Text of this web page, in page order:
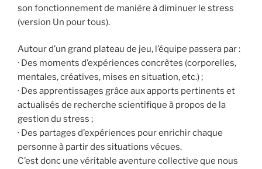
son fonctionnement de manière à diminuer le stress
(version Un pour tous).
Autour d’un grand plateau de jeu, l’équipe passera par :
· Des moments d’expériences concrètes (corporelles,
mentales, créatives, mises en situation, etc.) ;
· Des apprentissages grâce aux apports pertinents et
actualisés de recherche scientifique à propos de la
gestion du stress ;
· Des partages d’expériences pour enrichir chaque
personne à partir des situations vécues.
C’est donc une véritable aventure collective que nous